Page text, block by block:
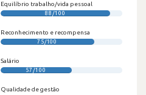
Equilíbrio trabalho/vida pessoal
88/100
Reconhecimento e recompensa
75/100
Salário
57/100
Qualidade de gestão